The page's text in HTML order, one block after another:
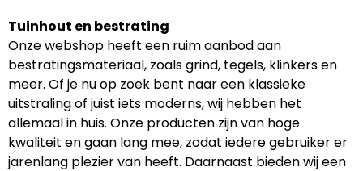
Tuinhout en bestrating
Onze webshop heeft een ruim aanbod aan
bestratingsmateriaal, zoals grind, tegels, klinkers en
meer. Of je nu op zoek bent naar een klassieke
uitstraling of juist iets moderns, wij hebben het
allemaal in huis. Onze producten zijn van hoge
kwaliteit en gaan lang mee, zodat iedere gebruiker er
jarenlang plezier van heeft. Daarnaast bieden wij een